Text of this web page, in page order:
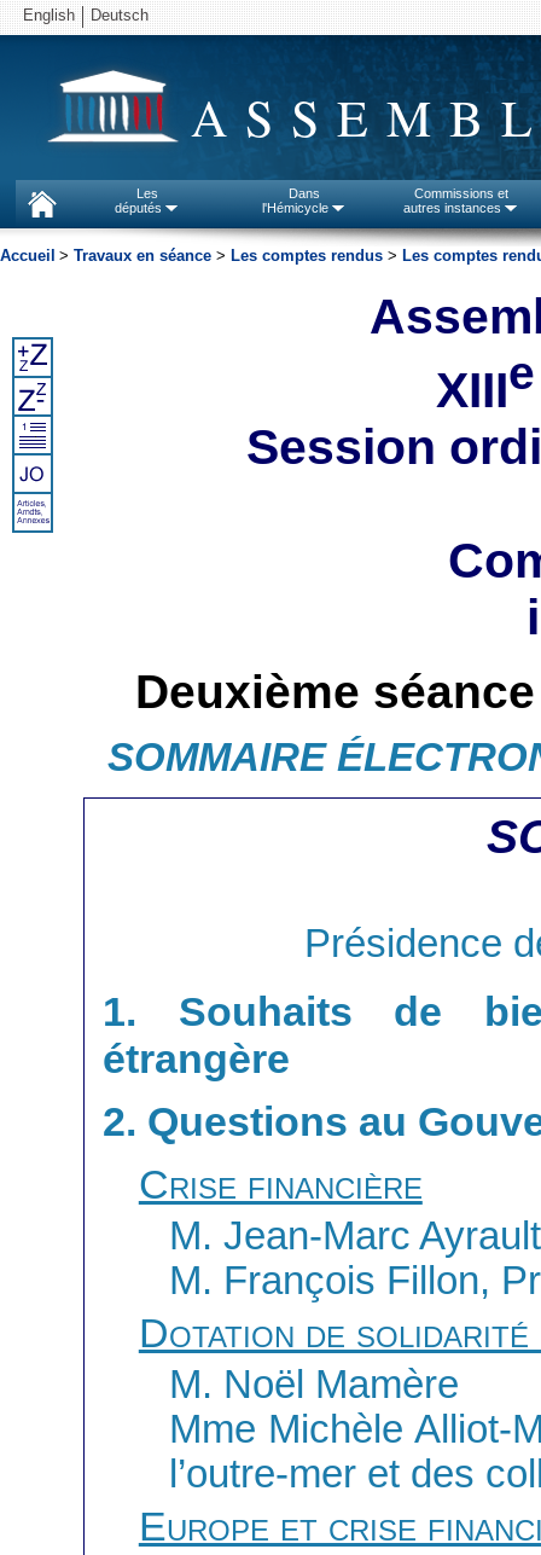
English Deutsch
Les
députés
Dans
l'Hémicycle
Commissions et
autres instances
Accueil > Travaux en séance > Les comptes rendus > Les comptes
XIIIe
Session
Deuxième
SOMMAIRE
Présidence
1. Souhaits de
étrangère
2. Questions au
Crise financière
M. Jean-Marc Ayrault
M. François Fillon,
Dotation de solidarité
M. Noël Mamère
Mme Michèle Alliot-
l’outre-mer et des
Europe et crise